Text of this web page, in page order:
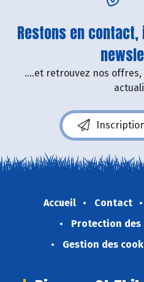
Restons en
....et retrouvez nos
Accueil Contact
Protection des
Gestion des